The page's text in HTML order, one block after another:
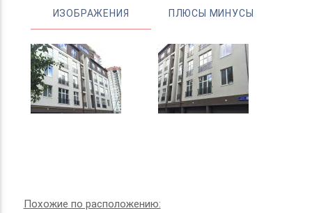
см. плюс дополнительное утепление фасада.
В квартирах предусмотрены французские окна,
которые обращены прямо на зеленый массив в
котором существует уникальный микроклимат,
что обеспечивает постоянный свежий воздух.
Автономная система отопления и подачи горячей
воды в каждой квартире.
ИЗОБРАЖЕНИЯ ПЛЮСЫ МИНУСЫ
Похожие по расположению: